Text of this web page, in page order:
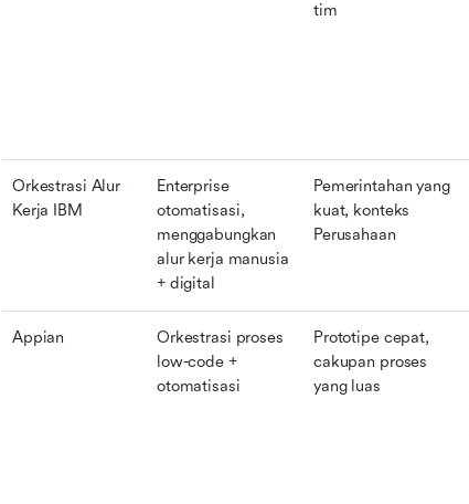
tim
Orkestrasi Alur
Kerja IBM
Enterprise
otomatisasi,
menggabungkan
alur kerja manusia
+ digital
Pemerintahan yang
kuat, konteks
Perusahaan
Appian
Orkestrasi proses
low-code +
otomatisasi
Prototipe cepat,
cakupan proses
yang luas